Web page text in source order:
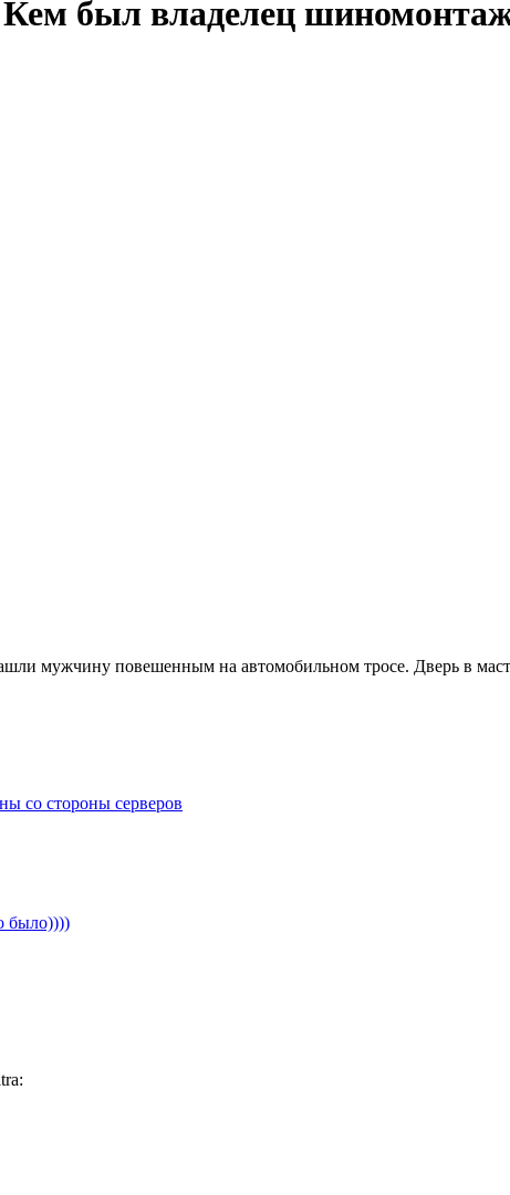
Кем был владелец
мужчину повешенным на автомобильном тросе. Дверь в
со стороны серверов
было))))